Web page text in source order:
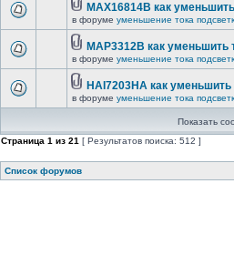
MAX16814B как
в форуме уменьшение тока
MAP3312B как уменьшить
в форуме уменьшение тока
HAI7203HA как уменьшить
в форуме уменьшение тока
Показать
Страница 1 из 21 [ Результатов поиска: 512 ]
Список форумов